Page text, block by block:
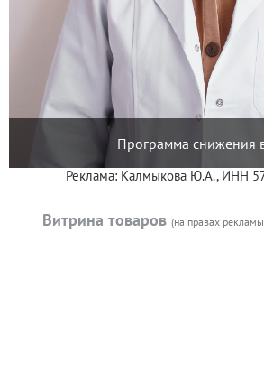
Программа снижения
Реклама: Калмыкова Ю.А., ИНН
Витрина товаров (на правах